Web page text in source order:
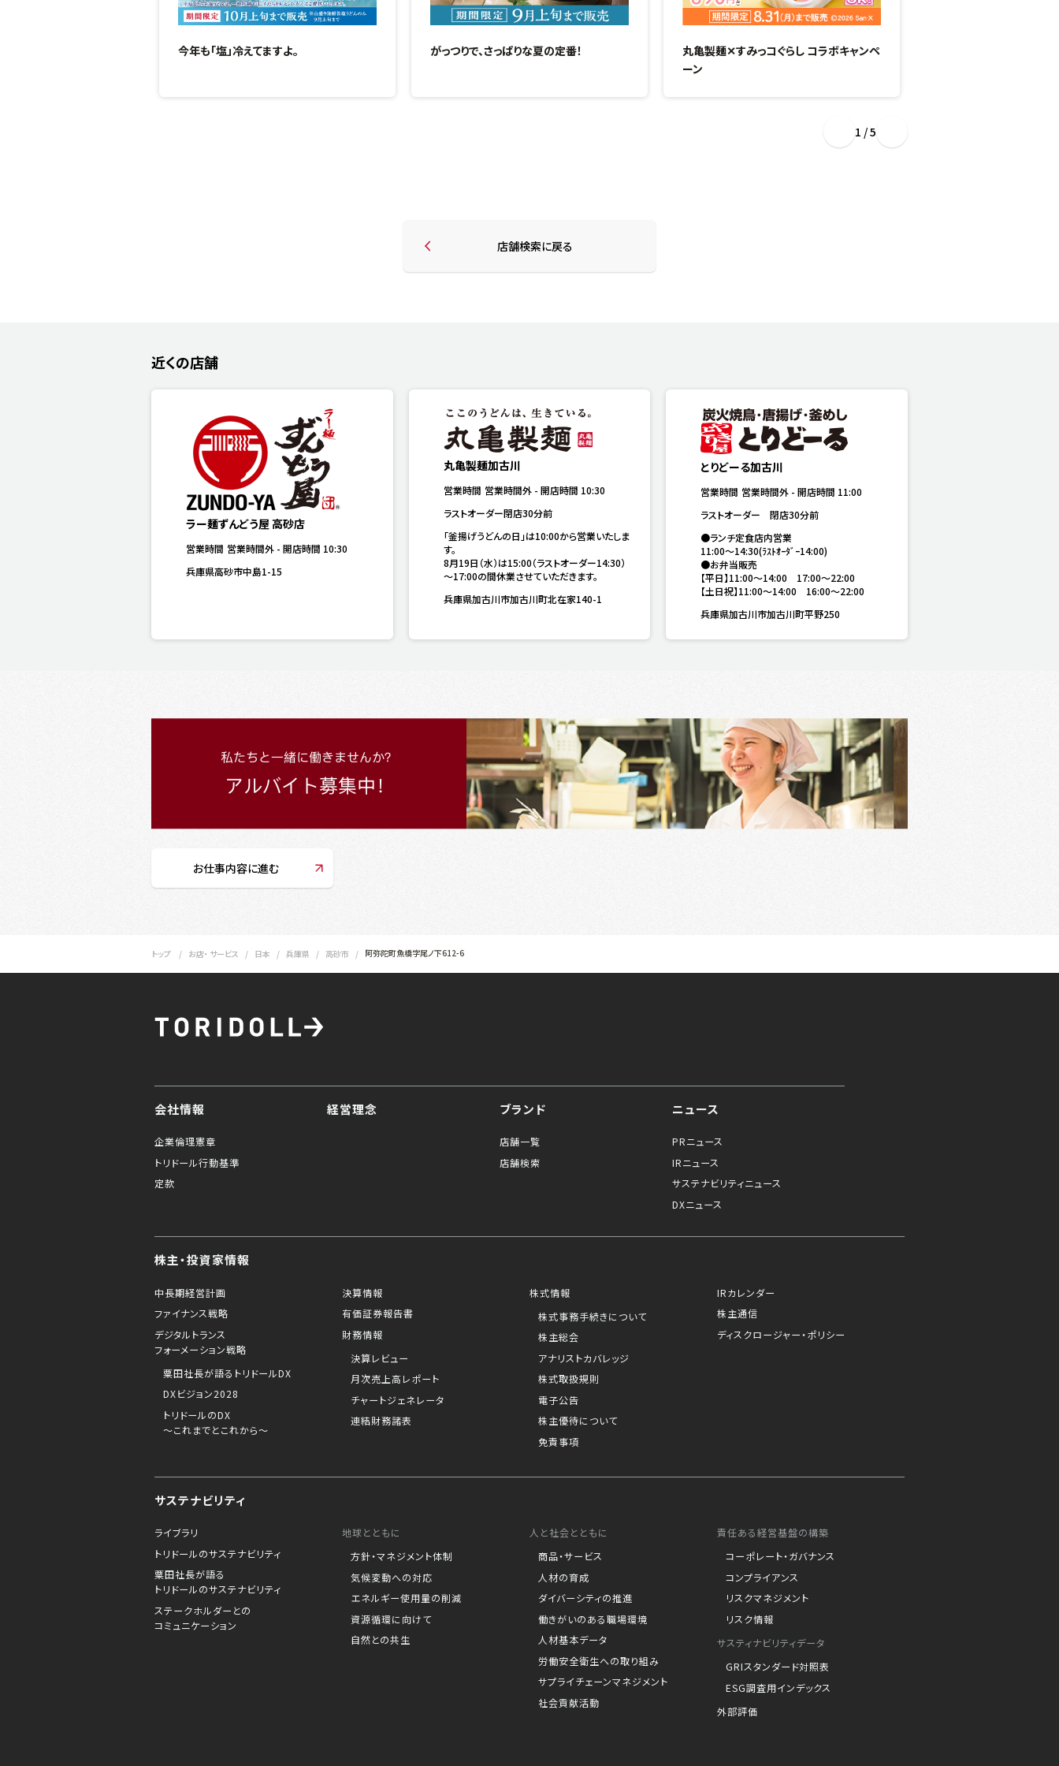
今年も「塩」冷えてますよ。 がっつりで、さっぱりな夏の定番！
丸亀製麺✕すみっコぐらし コラボキャンペ
ーン
1 / 5
店舗検索に戻る
近くの店舗
ラー麺ずんどう屋 高砂店
営業時間 営業時間外 - 開店時間 10:30
兵庫県高砂市中島1-15
丸亀製麺加古川
営業時間 営業時間外- 開店時間 10:30
ラストオーダー閉店30分前
「釜揚げうどんの日」は10:00から営業いたしま
す。
8月19日（水）は15:00（ラストオーダー14:30）
～17:00の間休業させていただきます。
兵庫県加古川市加古川町北在家140-1
とりどーる加古川
営業時間 営業時間外 -開店時間 11:00
ラストオーダー　閉店30分前
●ランチ定食店内営業
11:00〜14:30(ﾗｽﾄｵｰﾀﾞｰ14:00)
●お弁当販売
【平日】11:00〜14:00　17:00～22:00
【土日祝】11:00〜14:00　16:00～22:00
兵庫県加古川市加古川町平野250
お仕事内容に進む
トップ お店・ サービス 日本 兵庫県 高砂市 阿弥陀町魚橋字尾ノ下612-6
会社情報
企業倫理憲章
トリドール行動基準
定款
経営理念 ブランド
店舗一覧
店舗検索
ニュース
PRニュース
IRニュース
サステナビリティニュース
DXニュース
株主・投資家情報
中長期経営計画
ファイナンス戦略
デジタルトランス
フォーメーション戦略
粟田社長が語るトリドールDX
DXビジョン2028
トリドールのDX
～これまでとこれから～
決算情報
有価証券報告書
財務情報
決算レビュー
月次売上高レポート
チャートジェネレータ
連結財務諸表
株式情報
株式事務手続きについて
株主総会
アナリストカバレッジ
株式取扱規則
電子公告
株主優待について
免責事項
IRカレンダー
株主通信
ディスクロージャー・ポリシー
サステナビリティ
ライブラリ
トリドールのサステナビリティ
粟田社長が語る
トリドールのサステナビリティ
ステークホルダーとの
コミュニケーション
地球とともに
方針・マネジメント体制
気候変動への対応
エネルギー使用量の削減
資源循環に向けて
自然との共生
人と社会とともに
商品・サービス
人材の育成
ダイバーシティの推進
働きがいのある職場環境
人材基本データ
労働安全衛生への取り組み
サプライチェーンマネジメント
社会貢献活動
責任ある経営基盤の構築
コーポレート・ガバナンス
コンプライアンス
リスクマネジメント
リスク情報
サスティナビリティデータ
GRIスタンダード対照表
ESG調査用インデックス
外部評価